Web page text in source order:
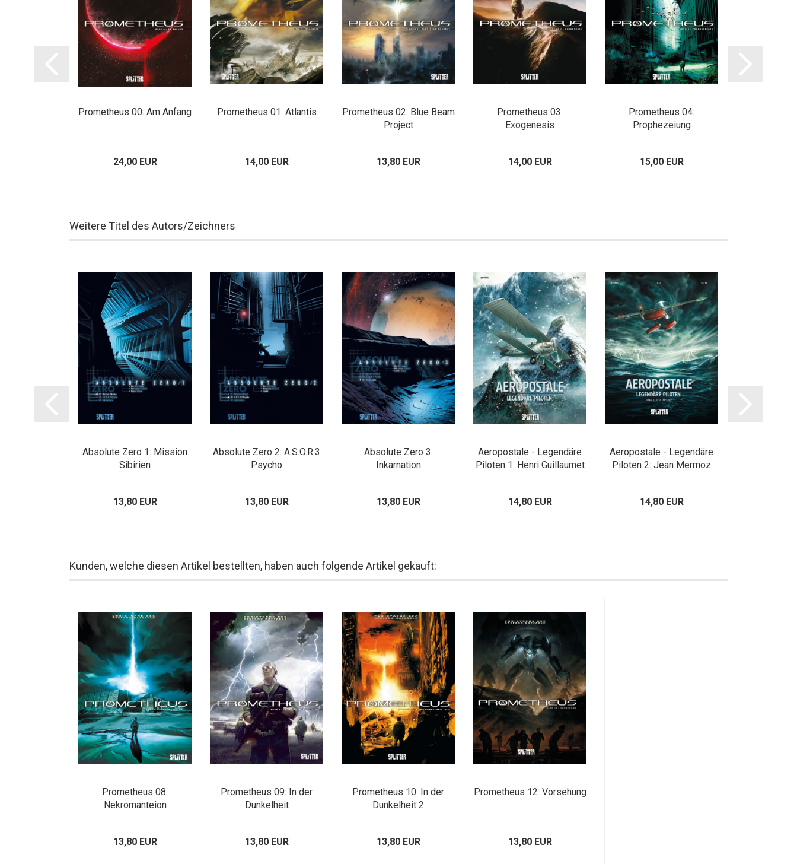
Prometheus 00: Am Anfang
24,00 EUR
Prometheus 01: Atlantis
14,00 EUR
Prometheus 02: Blue Beam
Project
13,80 EUR
Prometheus 03:
Exogenesis
14,00 EUR
Prometheus 04:
Prophezeiung
15,00 EUR
Weitere Titel des Autors/Zeichners
Absolute Zero 1: Mission
Sibirien
13,80 EUR
Absolute Zero 2: A.S.O.R.3
Psycho
13,80 EUR
Absolute Zero 3:
Inkarnation
13,80 EUR
Aeropostale - Legendäre
Piloten 1: Henri Guillaumet
14,80 EUR
Aeropostale - Legendäre
Piloten 2: Jean Mermoz
14,80 EUR
Kunden, welche diesen Artikel bestellten, haben auch folgende Artikel gekauft:
Prometheus 08:
Nekromanteion
13,80 EUR
Prometheus 09: In der
Dunkelheit
13,80 EUR
Prometheus 10: In der
Dunkelheit 2
13,80 EUR
Prometheus 12: Vorsehung
13,80 EUR